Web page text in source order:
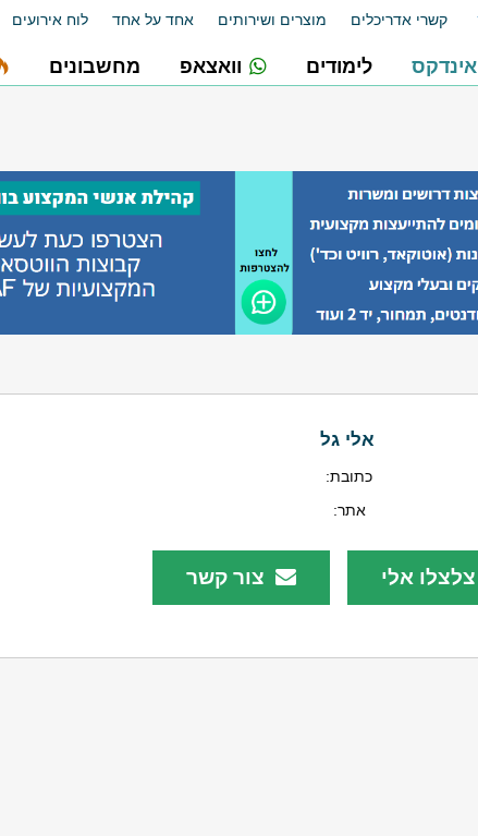
קשרי אדריכלים מוצרים ושירותים אחד על אחד לוח אירועים
אינדקס לימודים וואצאפ מחשבונים
אלי גל
כתובת:
אתר:
צלצלו אלי צור קשר